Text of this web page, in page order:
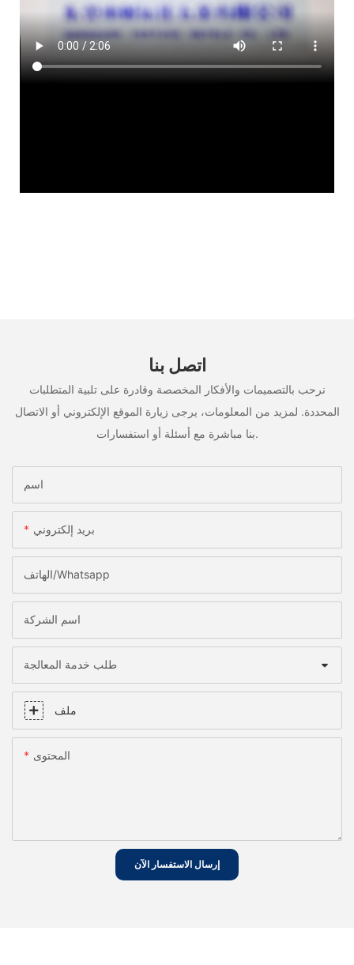
اتصل بنا
نرحب بالتصميمات والأفكار المخصصة وقادرة على تلبية المتطلبات
المحددة. لمزيد من المعلومات، يرجى زيارة الموقع الإلكتروني أو الاتصال
بنا مباشرة مع أسئلة أو استفسارات.
اسم
بريد إلكتروني
الهاتف/whatsapp
اسم الشركة
طلب خدمة المعالجة
ملف
المحتوى
إرسال الاستفسار الآن